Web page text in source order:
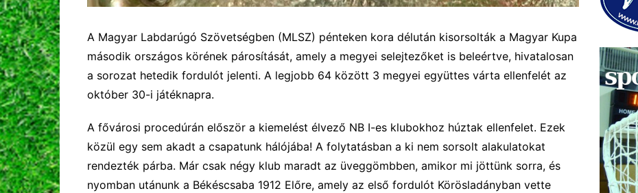
A Magyar Labdarúgó Szövetségben (MLSZ) pénteken kora délután kisorsolták a Magyar Kupa
második országos körének párosítását, amely a megyei selejtezőket is beleértve, hivatalosan
a sorozat hetedik fordulót jelenti. A legjobb 64 között 3 megyei együttes várta ellenfelét az
október 30-i játéknapra.
A fővárosi procedúrán először a kiemelést élvező NB I-es klubokhoz húztak ellenfelet. Ezek
közül egy sem akadt a csapatunk hálójába! A folytatásban a ki nem sorsolt alakulatokat
rendezték párba. Már csak négy klub maradt az üveggömbben, amikor mi jöttünk sorra, és
nyomban utánunk a Békéscsaba 1912 Előre, amely az első fordulót Körösladányban vette